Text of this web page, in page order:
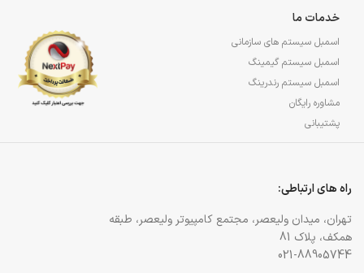
خدمات ما
اسمبل سیستم های سازمانی
اسمبل سیستم گیمینگ
اسمبل سیستم رندرینگ
مشاوره رایگان
پشتیبانی
راه های ارتباطی:
تهران، میدان ولیعصر، مجتمع کامپیوتر ولیعصر، طبقه
همکف، پلاک 81
021-88905744